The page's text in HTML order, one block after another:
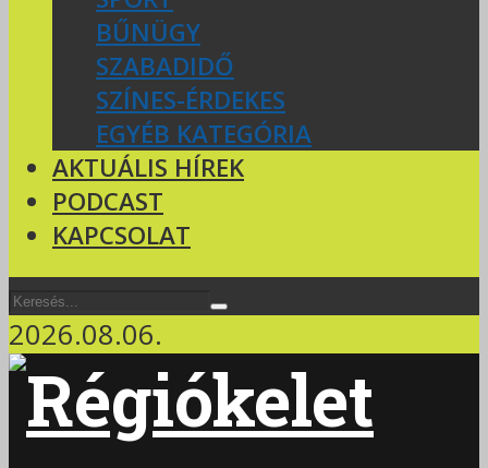
BŰNÜGY
SZABADIDŐ
SZÍNES-ÉRDEKES
EGYÉB KATEGÓRIA
AKTUÁLIS HÍREK
PODCAST
KAPCSOLAT
2026.08.06.